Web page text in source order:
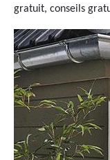
gratuit, conseils